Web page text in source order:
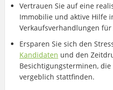
Vertrauen Sie auf eine
Immobilie und aktive Hilfe
Verkaufsverhandlungen
Ersparen Sie sich den
Kandidaten und den
Besichtigungsterminen,
vergeblich stattfinden.